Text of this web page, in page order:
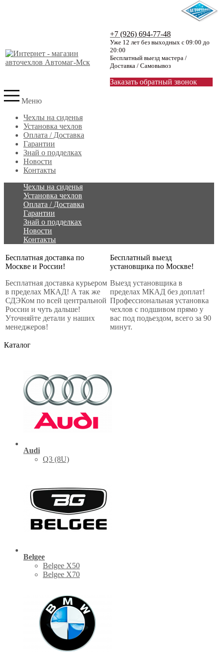
+7 (926) 694-77-48
Уже 12 лет без выходных с 09:00 до
20:00
Бесплатный выезд мастера /
Доставка / Самовывоз
Заказать обратный звонок
Меню
Чехлы на сиденья
Установка чехлов
Оплата / Доставка
Гарантии
Знай о подделках
Новости
Контакты
Чехлы на сиденья
Установка чехлов
Оплата / Доставка
Гарантии
Знай о подделках
Новости
Контакты
Бесплатная доставка по
Москве и России!
Бесплатная доставка курьером
в пределах МКАД! А так же
СДЭКом по всей центральной
России и чуть дальше!
Уточняйте детали у наших
менеджеров!
Бесплатный выезд
установщика по Москве!
Выезд установщика в
пределах МКАД без доплат!
Профессиональная установка
чехлов с подшивом прямо у
вас под подьездом, всего за 90
минут.
Каталог
Audi
Q3 (8U)
Belgee
Belgee X50
Belgee X70